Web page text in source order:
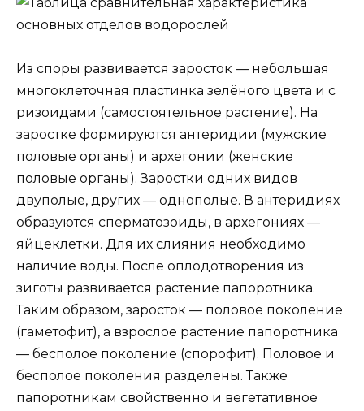
Из споры развивается заросток — небольшая
многоклеточная пластинка зелёного цвета и с
ризоидами (самостоятельное растение). На
заростке формируются антеридии (мужские
половые органы) и архегонии (женские
половые органы). Заростки одних видов
двуполые, других — однополые. В антеридиях
образуются сперматозоиды, в архегониях —
яйцеклетки. Для их слияния необходимо
наличие воды. После оплодотворения из
зиготы развивается растение папоротника.
Таким образом, заросток — половое поколение
(гаметофит), а взрослое растение папоротника
— бесполое поколение (спорофит). Половое и
бесполое поколения разделены. Также
папоротникам свойственно и вегетативное